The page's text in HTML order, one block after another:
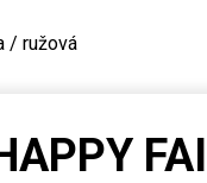
/ ružová